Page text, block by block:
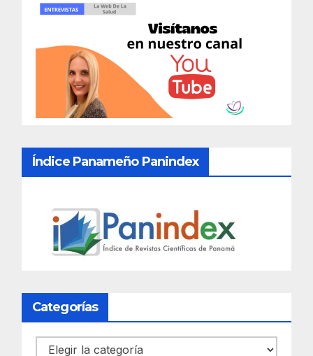
Índice Panameño Panindex
Categorías
Categorías